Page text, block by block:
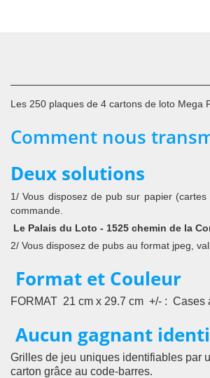
Les 250 plaques de 4 cartons de loto Mega
Comment nous
Deux solutions
1/ Vous disposez de pub sur papier
commande.
Le Palais du Loto - 1525 chemin de la
2/ Vous disposez de pubs au format jpeg,
Format et Couleur
FORMAT 21 cm x 29.7 cm +/- : Cases
Aucun gagnant
Grilles de jeu uniques identifiables par
carton grâce au code-barres.